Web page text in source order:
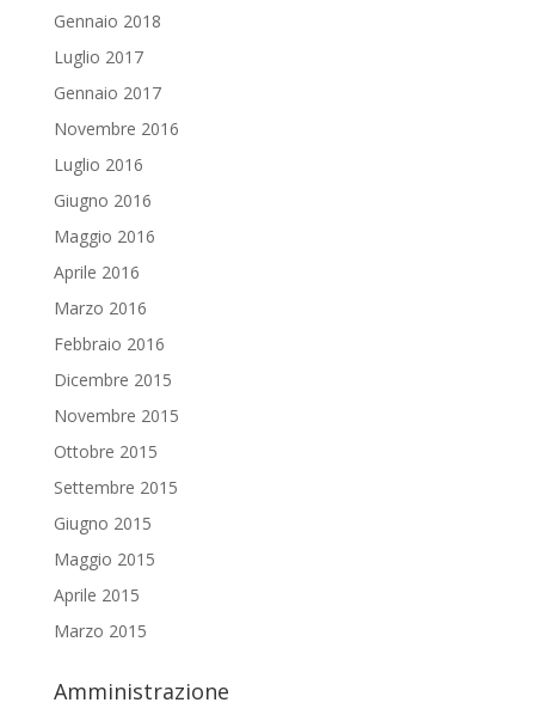
Gennaio 2018
Luglio 2017
Gennaio 2017
Novembre 2016
Luglio 2016
Giugno 2016
Maggio 2016
Aprile 2016
Marzo 2016
Febbraio 2016
Dicembre 2015
Novembre 2015
Ottobre 2015
Settembre 2015
Giugno 2015
Maggio 2015
Aprile 2015
Marzo 2015
Amministrazione